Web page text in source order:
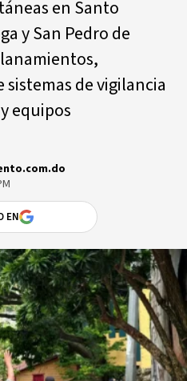
en Santo
y San Pedro de
de vigilancia
equipos
EN